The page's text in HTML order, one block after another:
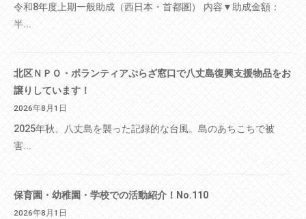
令和8年度上期一般助成（西日本・首都圏） 内容▼助成金額：
半...
北区ＮＰＯ・ボランティアぷらざ窓口で八丈島復興支援物品をお
譲りしています！
2026年8月1日
2025年秋、八丈島を襲った記録的な台風。島のあちこちで被
害...
保育園・幼稚園・学校での活動紹介！No.110
2026年8月1日